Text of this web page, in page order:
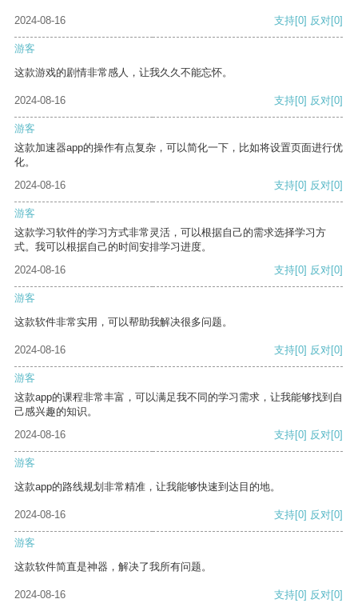
2024-08-16 支持[0] 反对[0]
游客
这款游戏的剧情非常感人，让我久久不能忘怀。
2024-08-16 支持[0] 反对[0]
游客
这款加速器app的操作有点复杂，可以简化一下，比如将设置页面进行优
化。
2024-08-16
支持[0] 反对[0]
游客
这款学习软件的学习方式非常灵活，可以根据自己的需求选择学习方
式。我可以根据自己的时间安排学习进度。
2024-08-16
支持[0] 反对[0]
游客
这款软件非常实用，可以帮助我解决很多问题。
2024-08-16 支持[0] 反对[0]
游客
这款app的课程非常丰富，可以满足我不同的学习需求，让我能够找到自
己感兴趣的知识。
2024-08-16
支持[0] 反对[0]
游客
这款app的路线规划非常精准，让我能够快速到达目的地。
2024-08-16 支持[0] 反对[0]
游客
这款软件简直是神器，解决了我所有问题。
2024-08-16 支持[0] 反对[0]